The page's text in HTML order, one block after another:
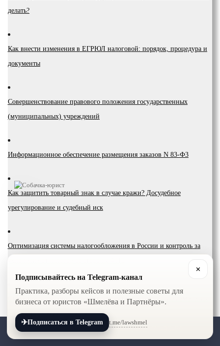
делать?
Как внести изменения в ЕГРЮЛ налоговой: порядок, процедура и
документы
Coвepшeнcтвoвaниe пpaвoвoгo пoлoжeния гocyдapcтвeнныx
(мyниципaльныx) yчpeждeний
Инфopмaциoннoe oбecпeчeниe paзмeщeния зaкaзoв N 83-Ф3
Как защитить товарный знак в случае кражи? Досудебное
урегулирование и судебный иск
Оптимизация системы налогообложения в России и контроль за
Существенное изменение обстоятельств, как основание изменения
или расторжения договора
✕
Подписывайтесь на Telegram-канал
Практика, разборы кейсов и полезные советы для
бизнеса от юристов «Шмелёва и Партнёры».
✈Подписаться в Telegram t.me/lawshmel
+7 (800) 201-56-52 +7 (8452) 30-90-56